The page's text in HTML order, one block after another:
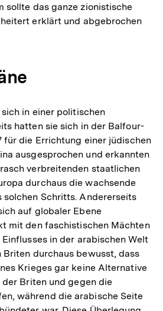
sollte das ganze zionistische
erklärt und abgebrochen
in einer politischen
hatten sie sich in der Balfour-
für die Errichtung einer jüdischen
ausgesprochen und erkannten
verbreitenden staatlichen
durchaus die wachsende
Schritts. Andererseits
auf globaler Ebene
mit den faschistischen Mächten
in der arabischen Welt
Briten durchaus bewusst, dass
Krieges gar keine Alternative
Briten und gegen die
während die arabische Seite